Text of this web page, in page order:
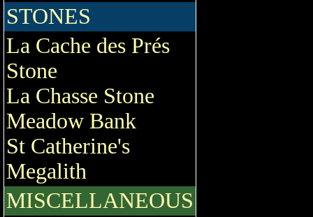
STONES
La Cache des Prés
Stone
La Chasse Stone
Meadow Bank
St Catherine's
Megalith
MISCELLANEOUS